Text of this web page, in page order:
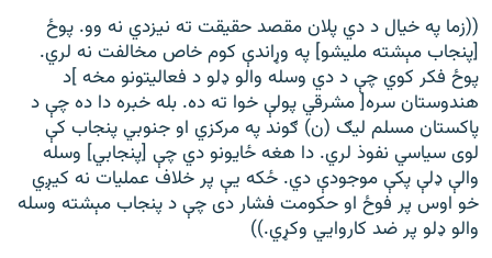
((زما په خيال د دي پلان مقصد حقيقت ته نيزدي نه وو. پوځ
[پنجاب مېشته مليشو] په وړاندې کوم خاص مخالفت نه لري.
پوځ فکر کوي چې د دي وسله والو ډلو د فعاليتونو مخه ]د
هندوستان سره[ مشرقي پولې خوا ته ده. بله خبره دا ده چې د
پاکستان مسلم ليګ (ن) ګوند په مرکزي او جنوبي پنجاب کې
لوی سياسي نفوذ لري. دا هغه ځايونو دي چې [پنجابي] وسله
والې ډلې پکې موجودې دي. ځکه يې پر خلاف عمليات نه کيږي
خو اوس پر فوځ او حکومت فشار دی چې د پنجاب مېشته وسله
والو ډلو پر ضد کاروايي وکړي.))